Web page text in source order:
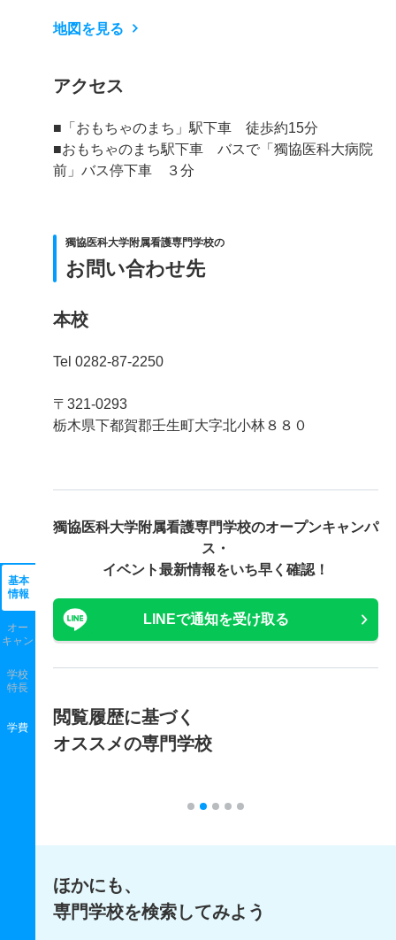
基本
情報
オー
キャン
学校
特長
学費
地図を見る
アクセス
■「おもちゃのまち」駅下車 徒歩約15分
■おもちゃのまち駅下車 バスで「獨協医科大病院
前」バス停下車 ３分
獨協医科大学附属看護専門学校の
お問い合わせ先
本校
Tel 0282-87-2250
〒321-0293
栃木県下都賀郡壬生町大字北小林８８０
獨協医科大学附属看護専門学校のオープンキャンパ
ス・
イベント最新情報をいち早く確認！
LINEで通知を受け取る
閲覧履歴に基づく
オススメの専門学校
ほかにも、
専門学校を検索してみよう